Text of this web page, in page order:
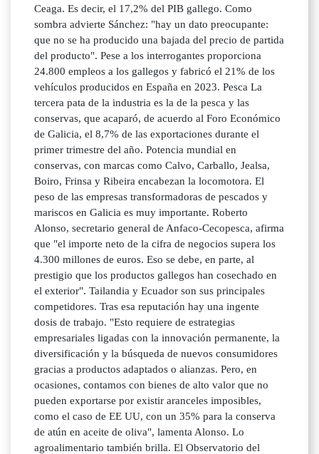
Ceaga. Es decir, el 17,2% del PIB gallego. Como
sombra advierte Sánchez: "hay un dato preocupante:
que no se ha producido una bajada del precio de partida
del producto". Pese a los interrogantes proporciona
24.800 empleos a los gallegos y fabricó el 21% de los
vehículos producidos en España en 2023. Pesca La
tercera pata de la industria es la de la pesca y las
conservas, que acaparó, de acuerdo al Foro Económico
de Galicia, el 8,7% de las exportaciones durante el
primer trimestre del año. Potencia mundial en
conservas, con marcas como Calvo, Carballo, Jealsa,
Boiro, Frinsa y Ribeira encabezan la locomotora. El
peso de las empresas transformadoras de pescados y
mariscos en Galicia es muy importante. Roberto
Alonso, secretario general de Anfaco-Cecopesca, afirma
que "el importe neto de la cifra de negocios supera los
4.300 millones de euros. Eso se debe, en parte, al
prestigio que los productos gallegos han cosechado en
el exterior". Tailandia y Ecuador son sus principales
competidores. Tras esa reputación hay una ingente
dosis de trabajo. "Esto requiere de estrategias
empresariales ligadas con la innovación permanente, la
diversificación y la búsqueda de nuevos consumidores
gracias a productos adaptados o alianzas. Pero, en
ocasiones, contamos con bienes de alto valor que no
pueden exportarse por existir aranceles imposibles,
como el caso de EE UU, con un 35% para la conserva
de atún en aceite de oliva", lamenta Alonso. Lo
agroalimentario también brilla. El Observatorio del